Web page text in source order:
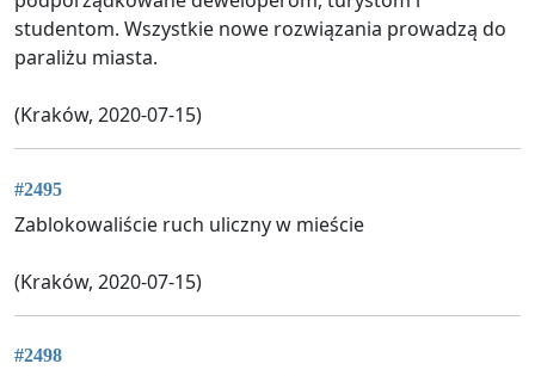
studentom. Wszystkie nowe rozwiązania prowadzą do
paraliżu miasta.
(Kraków, 2020-07-15)
#2495
Zablokowaliście ruch uliczny w mieście
(Kraków, 2020-07-15)
#2498